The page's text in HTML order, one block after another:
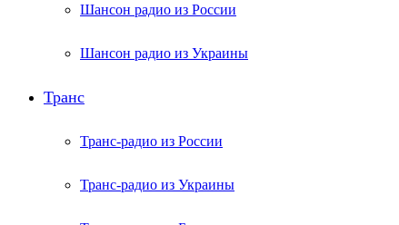
Шансон радио из России
Шансон радио из Украины
Транс
Транс-радио из России
Транс-радио из Украины